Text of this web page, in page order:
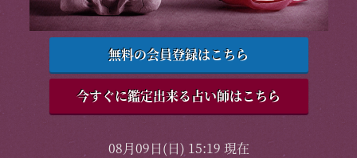
無料の会員登録はこちら
今すぐに鑑定出来る占い師はこちら
08月09日(日) 15:19 現在